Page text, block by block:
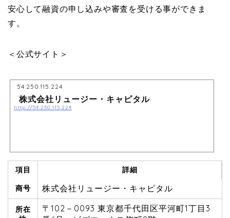
安心して融資の申し込みや審査を受ける事ができま
す。
＜公式サイト＞
54.250.115.224
株式会社リュージー・キャピタル
http://54.250.115.224
項目
詳細
商号
株式会社リュージー・キャピタル
所在
〒102－0093 東京都千代田区平河町1丁目3